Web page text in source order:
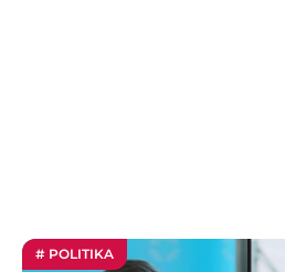
# POLITIKA